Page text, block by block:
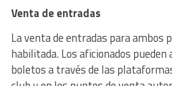
Venta de entradas
La venta de entradas para ambos
habilitada. Los aficionados pueden
boletos a través de las